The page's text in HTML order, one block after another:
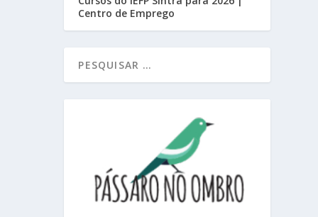
Centro de Emprego